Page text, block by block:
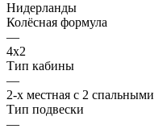
Нидерланды
Колёсная формула
—
4х2
Тип кабины
—
2-х местная с 2 спальными
Тип подвески
—